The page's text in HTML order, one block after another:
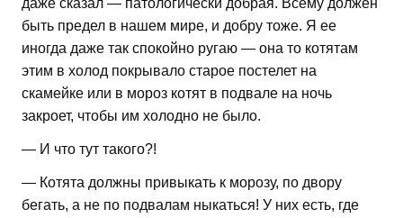
быть предел в нашем мире, и добру тоже. Я ее
иногда даже так спокойно ругаю — она то котятам
этим в холод покрывало старое постелет на
скамейке или в мороз котят в подвале на ночь
закроет, чтобы им холодно не было.
— И что тут такого?!
— Котята должны привыкать к морозу, по двору
бегать, а не по подвалам ныкаться! У них есть, где